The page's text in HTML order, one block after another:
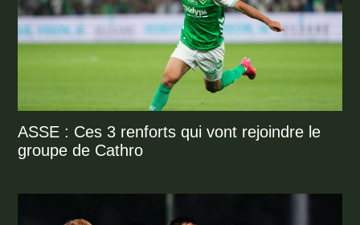
ASSE : Ces 3 renforts qui vont rejoindre le
groupe de Cathro